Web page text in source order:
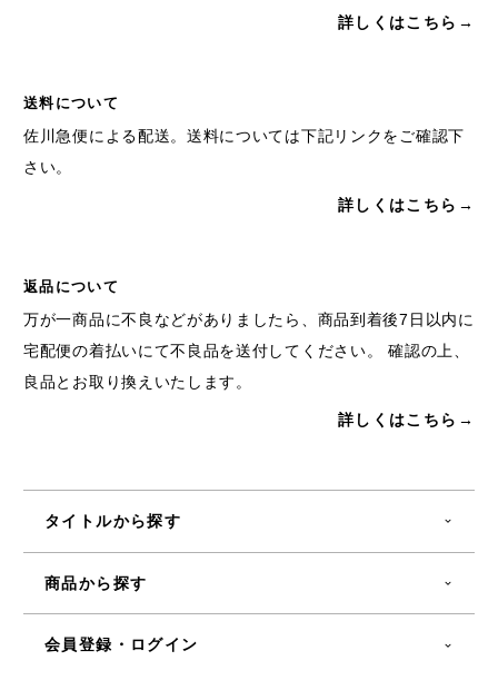
詳しくはこちら→
送料について
佐川急便による配送。送料については下記リンクをご確認下
さい。
詳しくはこちら→
返品について
万が一商品に不良などがありましたら、商品到着後7日以内に
宅配便の着払いにて不良品を送付してください。 確認の上、
良品とお取り換えいたします。
詳しくはこちら→
タイトルから探す
商品から探す
会員登録・ログイン